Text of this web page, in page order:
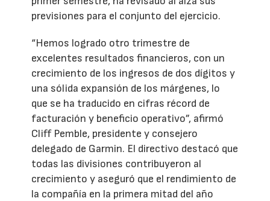
previsiones para el conjunto del ejercicio.
“Hemos logrado otro trimestre de
excelentes resultados financieros, con un
crecimiento de los ingresos de dos dígitos y
una sólida expansión de los márgenes, lo
que se ha traducido en cifras récord de
facturación y beneficio operativo”, afirmó
Cliff Pemble, presidente y consejero
delegado de Garmin. El directivo destacó que
todas las divisiones contribuyeron al
crecimiento y aseguró que el rendimiento de
la compañía en la primera mitad del año